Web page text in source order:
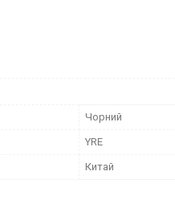
Чорний
YRE
Китай